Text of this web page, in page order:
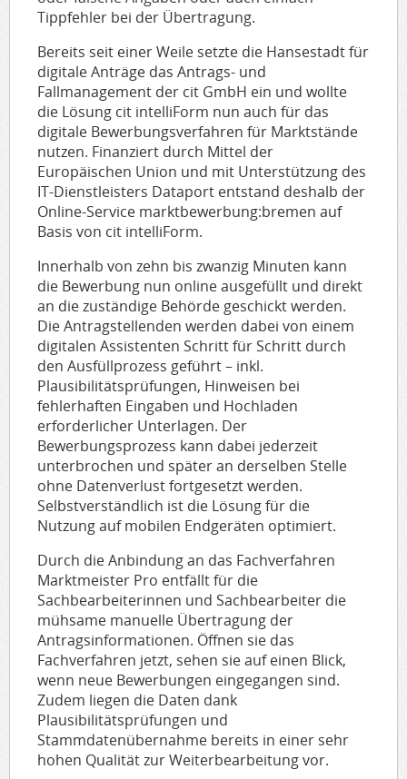
Tippfehler bei der Übertragung.
Bereits seit einer Weile setzte die Hansestadt für
digitale Anträge das Antrags- und
Fallmanagement der cit GmbH ein und wollte
die Lösung cit intelliForm nun auch für das
digitale Bewerbungsverfahren für Marktstände
nutzen. Finanziert durch Mittel der
Europäischen Union und mit Unterstützung des
IT-Dienstleisters Dataport entstand deshalb der
Online-Service marktbewerbung:bremen auf
Basis von cit intelliForm.
Innerhalb von zehn bis zwanzig Minuten kann
die Bewerbung nun online ausgefüllt und direkt
an die zuständige Behörde geschickt werden.
Die Antragstellenden werden dabei von einem
digitalen Assistenten Schritt für Schritt durch
den Ausfüllprozess geführt – inkl.
Plausibilitätsprüfungen, Hinweisen bei
fehlerhaften Eingaben und Hochladen
erforderlicher Unterlagen. Der
Bewerbungsprozess kann dabei jederzeit
unterbrochen und später an derselben Stelle
ohne Datenverlust fortgesetzt werden.
Selbstverständlich ist die Lösung für die
Nutzung auf mobilen Endgeräten optimiert.
Durch die Anbindung an das Fachverfahren
Marktmeister Pro entfällt für die
Sachbearbeiterinnen und Sachbearbeiter die
mühsame manuelle Übertragung der
Antragsinformationen. Öffnen sie das
Fachverfahren jetzt, sehen sie auf einen Blick,
wenn neue Bewerbungen eingegangen sind.
Zudem liegen die Daten dank
Plausibilitätsprüfungen und
Stammdatenübernahme bereits in einer sehr
hohen Qualität zur Weiterbearbeitung vor.